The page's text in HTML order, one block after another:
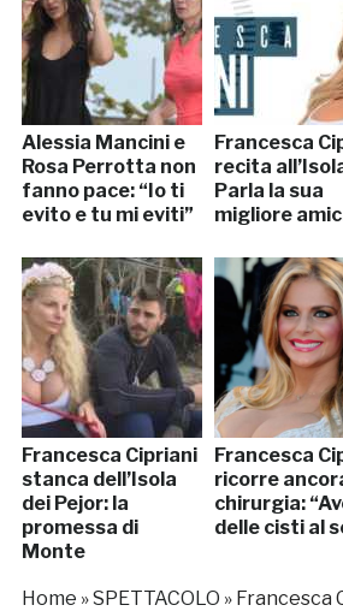
Alessia Mancini e
Rosa Perrotta non
fanno pace: “Io ti
evito e tu mi eviti”
Francesca
recita
Parla la sua
migliore
Francesca Cipriani
stanca dell’Isola
dei Pejor: la
promessa di
Monte
Francesca
ricorre
chirurgia:
delle cisti al
Home »SPETTACOLO » Francesca